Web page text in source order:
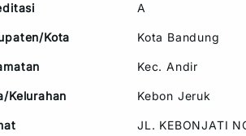
A
Kota Kota Bandung
Kec. Andir
Kelurahan Kebon Jeruk
JL. KEBONJATI